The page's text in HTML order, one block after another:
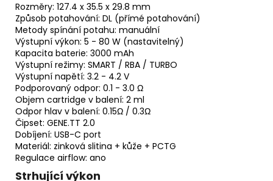
Rozměry: 127.4 x 35.5 x 29.8 mm
Způsob potahování: DL (přímé potahování)
Metody spínání potahu: manuální
Výstupní výkon: 5 - 80 W (nastavitelný)
Kapacita baterie: 3000 mAh
Výstupní režimy: SMART / RBA / TURBO
Výstupní napětí: 3.2 - 4.2 V
Podporovaný odpor: 0.1 - 3.0 Ω
Objem cartridge v balení: 2 ml
Odpor hlav v balení: 0.15Ω / 0.3Ω
Čipset: GENE.TT 2.0
Dobíjení: USB-C port
Materiál: zinková slitina + kůže + PCTG
Regulace airflow: ano
Strhující výkon